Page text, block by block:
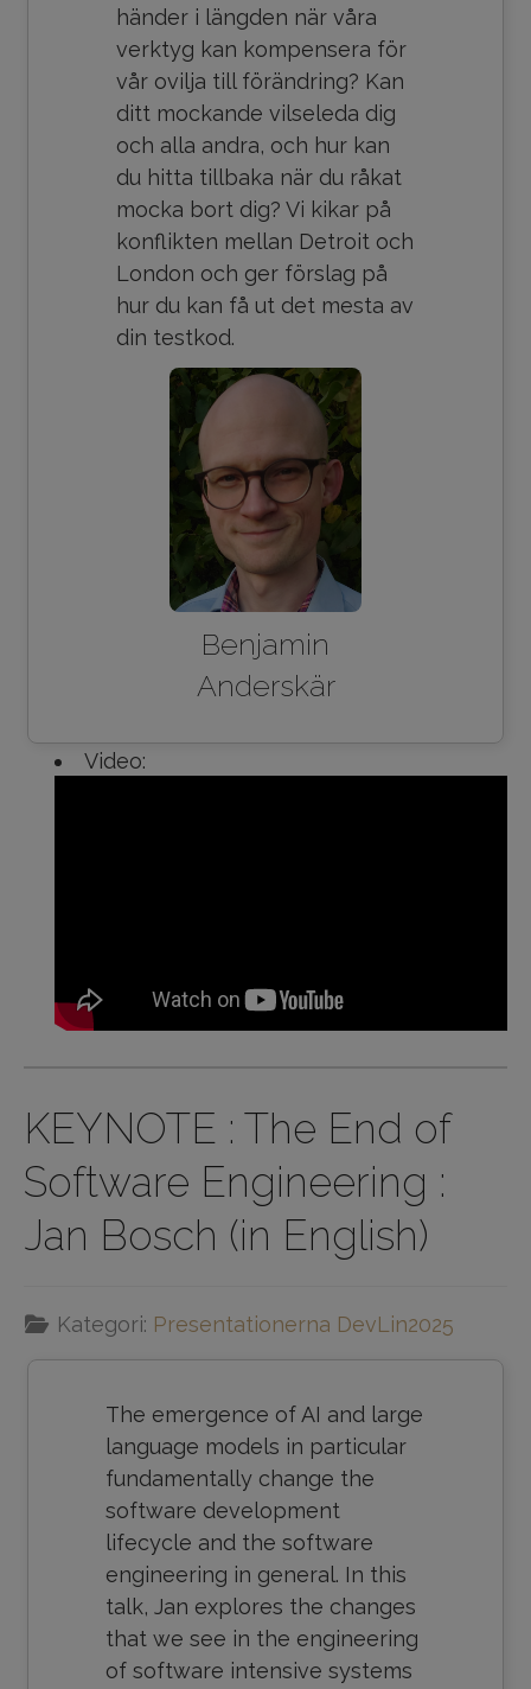
händer i längden när våra
verktyg kan kompensera för
vår ovilja till förändring? Kan
ditt mockande vilseleda dig
och alla andra, och hur kan
du hitta tillbaka när du råkat
mocka bort dig? Vi kikar på
konflikten mellan Detroit och
London och ger förslag på
hur du kan få ut det mesta av
din testkod.
Benjamin
Anderskär
Video:
KEYNOTE : The End of
Software Engineering :
Jan Bosch (in English)
Kategori: Presentationerna DevLin2025
The emergence of AI and large
language models in particular
fundamentally change the
software development
lifecycle and the software
engineering in general. In this
talk, Jan explores the changes
that we see in the engineering
of software intensive systems